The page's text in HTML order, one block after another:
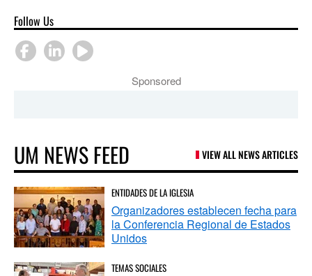
Follow Us
Sponsored
UM NEWS FEED VIEW ALL NEWS ARTICLES
ENTIDADES DE LA IGLESIA
Organizadores establecen fecha para
la Conferencia Regional de Estados
Unidos
TEMAS SOCIALES